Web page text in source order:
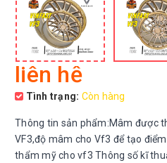
liên hệ
Tình trạng: Còn hàng
Thông tin sản phẩm:Mâm được
VF3,độ mâm cho Vf3 để tạo
thẩm mỹ cho vf3 Thông số kĩ